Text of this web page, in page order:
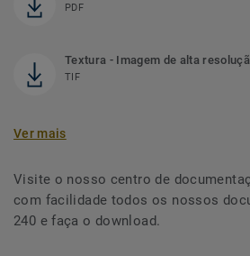
PDF
Textura - Imagem de alta
TIF
Ver mais
Visite o nosso centro de
com facilidade todos os nossos
240 e faça o download.